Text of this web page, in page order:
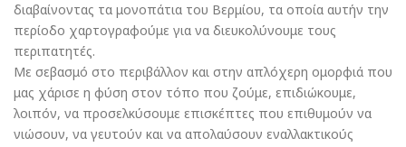
διαβαίνοντας τα μονοπάτια του Βερμίου, τα οποία αυτήν την
περίοδο χαρτογραφούμε για να διευκολύνουμε τους
περιπατητές.
Με σεβασμό στο περιβάλλον και στην απλόχερη ομορφιά που
μας χάρισε η φύση στον τόπο που ζούμε, επιδιώκουμε,
λοιπόν, να προσελκύσουμε επισκέπτες που επιθυμούν να
νιώσουν, να γευτούν και να απολαύσουν εναλλακτικούς